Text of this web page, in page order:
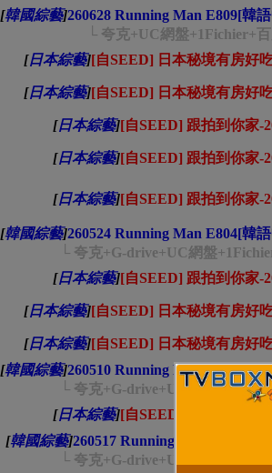
[韓國綜藝]260628 Running Man E809[韓
└ 夸克+UC網盤+1Fichier+
[日本綜藝][自SEED] 日本秘境有房好
[日本綜藝][自SEED] 日本秘境有房好
[日本綜藝][自SEED] 跟拍到你家-
[日本綜藝][自SEED] 跟拍到你家-
[日本綜藝][自SEED] 跟拍到你家-
[韓國綜藝]260524 Running Man E804[韓
└ 夸克+G-drive+UC網盤
[日本綜藝][自SEED] 跟拍到你家-
[日本綜藝][自SEED] 日本秘境有房好
[日本綜藝][自SEED] 日本秘境有房好
[韓國綜藝]260510 Running Man E802[韓
└ 夸克+G-drive+UC網盤
[日本綜藝][自SEED] 跟拍到你家-
[韓國綜藝]260517 Running Man E803[韓
└ 夸克+G-drive+UC網盤